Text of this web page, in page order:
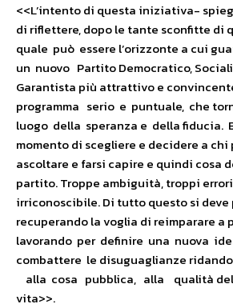
<<L’intento di questa iniziativa-
di riflettere, dopo le tante sconfitte di
quale può essere l’orizzonte a cui
un nuovo Partito Democratico,
Garantista più attrattivo e
programma serio e puntuale, che
luogo della speranza e della fiducia.
momento di scegliere e decidere a chi
ascoltare e farsi capire e quindi cosa
partito. Troppe ambiguità, troppi
irriconoscibile. Di tutto questo si deve
recuperando la voglia di reimparare a
lavorando per definire una nuova
combattere le disuguaglianze
alla cosa pubblica, alla qualità
vita>>.